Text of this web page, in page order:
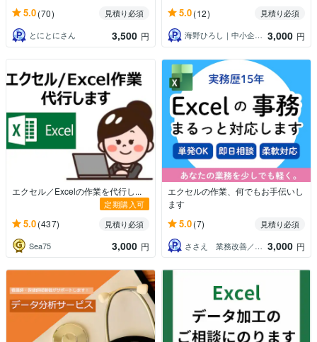
5.0(70)
見積り必須
とにとにさん
3,500 円
5.0(12)
見積り必須
海野ひろし｜中小企業、個人の業務改善専門 3,000 円
エクセル／Excelの作業を代行し...
定期購入可
5.0(437)
見積り必須
Sea75
3,000 円
エクセルの作業、何でもお手伝いし
ます
5.0(7)
見積り必須
ささえ 業務改善／効率化サポート
3,000 円